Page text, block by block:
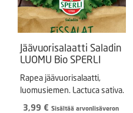
Jäävuorisalaatti Saladin
LUOMU Bio SPERLI
Rapea jäävuorisalaatti,
luomusiemen. Lactuca sativa.
3,99 € Sisältää arvonlisäveron